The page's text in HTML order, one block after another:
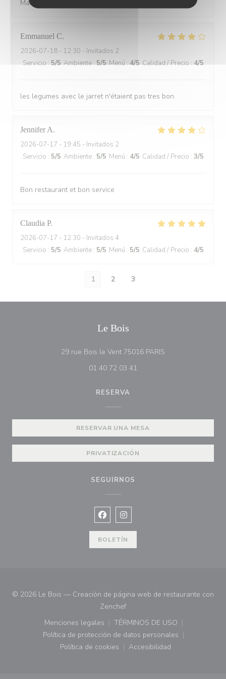
Marmottan. Thank you!
Emmanuel C
2026-07-18 - 12:30 - Invitados 2
Servicio:5/5 Ambiente:5/5 Menú:4/5 Calidad / Precio : 4/5
les legumes avec le jarret n'étaient pas tres bon.
Jennifer A
2026-07-17 - 19:45 - Invitados 2
Servicio : 5/5 Ambiente : 5/5 Menú : 4/5 Calidad / Precio : 3/5
Bon restaurant et bon service
Claudia P
2026-07-17 - 12:30 - Invitados 4
Servicio : 5/5 Ambiente : 5/5 Menú : 5/5 Calidad / Precio : 4/5
1 2 3
Le Bois
29 rue Bois le Vent 75016 PARIS
01 40 72 03 41
RESERVA
RESERVAR UNA MESA
PRIVATIZACIÓN
SEGUIRNOS
Facebook ((abre en una nueva
Instagram ((abre en una
BOLETÍN
© 2026 Le Bois — Creación de página web de restaurante con
Zenchef((abre en una nueva ventana))
Menciones legales
((abre en una nueva ventana))
TÉRMINOS DE USO
((abre en una nueva
Política de protección de datos personales
((abre en una nueva ventana))
Política de cookies
((abre en una nueva ventana))
Accesibilidad
((abre en una nueva